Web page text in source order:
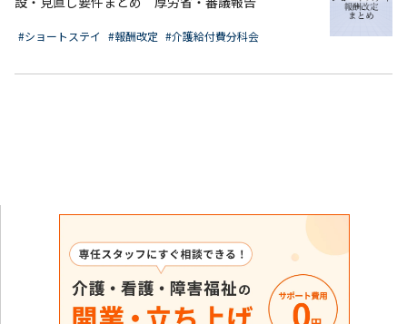
#ショートステイ #報酬改定 #介護給付費分科会